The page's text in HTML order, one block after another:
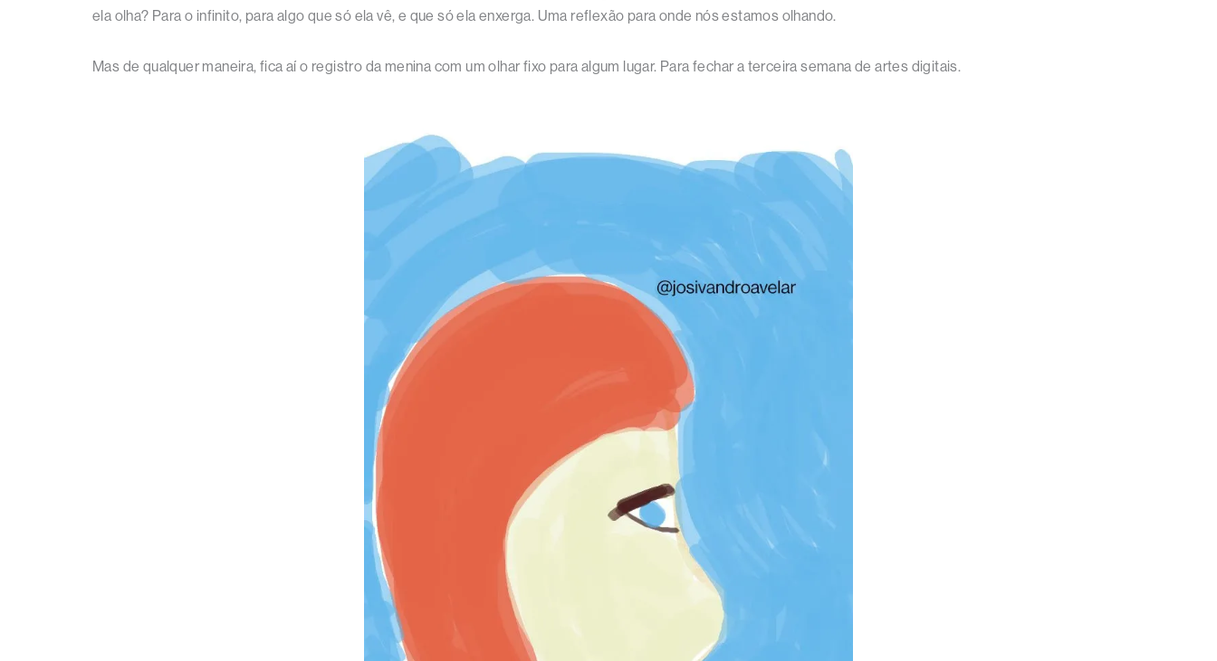
ela olha? Para o infinito, para algo que só ela vê, e que só ela enxerga. Uma reflexão para onde nós estamos olhando.
Mas de qualquer maneira, fica aí o registro da menina com um olhar fixo para algum lugar. Para fechar a terceira semana de artes digitais.